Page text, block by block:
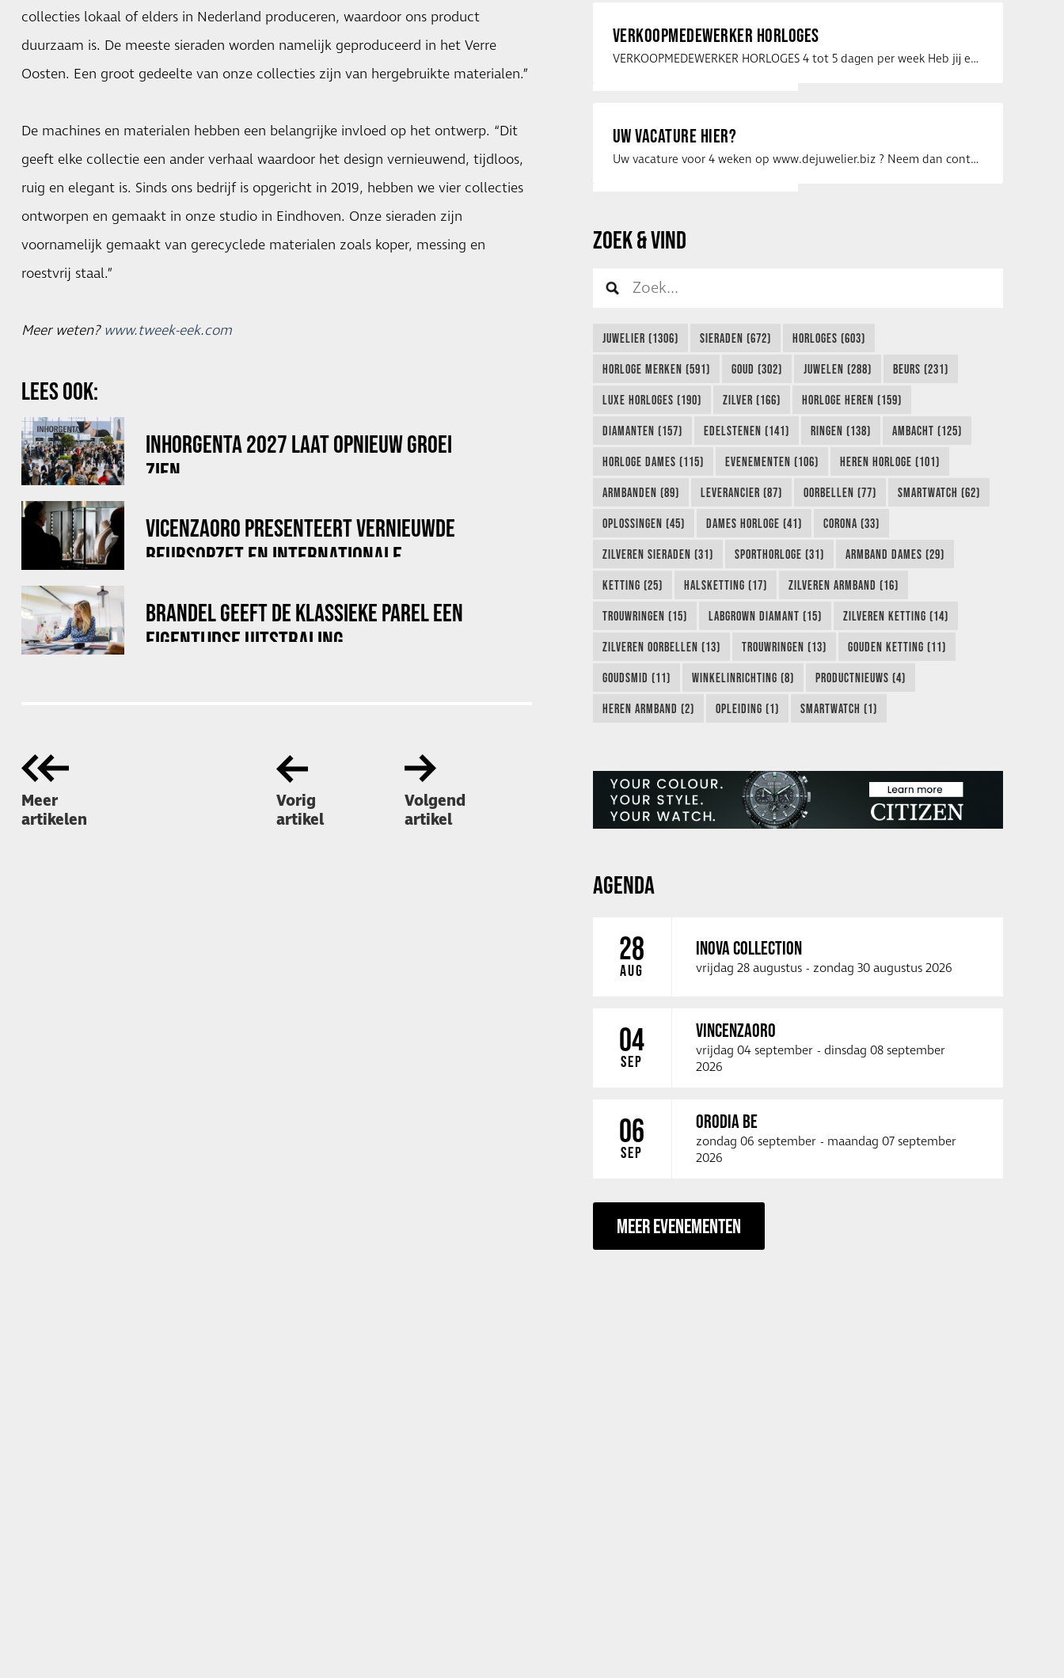
collecties lokaal of elders in Nederland produceren, waardoor ons product
duurzaam is. De meeste sieraden worden namelijk geproduceerd in het Verre
Oosten. Een groot gedeelte van onze collecties zijn van hergebruikte materialen.”
De machines en materialen hebben een belangrijke invloed op het ontwerp. “Dit
geeft elke collectie een ander verhaal waardoor het design vernieuwend, tijdloos,
ruig en elegant is. Sinds ons bedrijf is opgericht in 2019, hebben we vier collecties
ontworpen en gemaakt in onze studio in Eindhoven. Onze sieraden zijn
voornamelijk gemaakt van gerecyclede materialen zoals koper, messing en
roestvrij staal.”
Meer weten? www.tweek-eek.com
LEES OOK:
INHORGENTA 2027 LAAT OPNIEUW GROEI
ZIEN
VICENZAORO PRESENTEERT VERNIEUWDE
BEURSOPZET EN INTERNATIONALE
BRANDEL GEEFT DE KLASSIEKE PAREL EEN
EIGENTIJDSE UITSTRALING
Meer
artikelen
Vorig
artikel
Volgend
artikel
VERKOOPMEDEWERKER HORLOGES
VERKOOPMEDEWERKER HORLOGES 4 tot 5 dagen per week Heb jij een passie voor …
UW VACATURE HIER?
Uw vacature voor 4 weken op www.dejuwelier.biz ? Neem dan contact op met …
ZOEK & VIND
JUWELIER (1306) SIERADEN (672) HORLOGES (603)
HORLOGE MERKEN (591) GOUD (302) JUWELEN (288) BEURS (231)
LUXE HORLOGES (190) ZILVER (166) HORLOGE HEREN (159)
DIAMANTEN (157) EDELSTENEN (141) RINGEN (138) AMBACHT (125)
HORLOGE DAMES (115) EVENEMENTEN (106) HEREN HORLOGE (101)
ARMBANDEN (89) LEVERANCIER (87) OORBELLEN (77) SMARTWATCH (62)
OPLOSSINGEN (45) DAMES HORLOGE (41) CORONA (33)
ZILVEREN SIERADEN (31) SPORTHORLOGE (31) ARMBAND DAMES (29)
KETTING (25) HALSKETTING (17) ZILVEREN ARMBAND (16)
TROUWRINGEN (15) LABGROWN DIAMANT (15) ZILVEREN KETTING (14)
ZILVEREN OORBELLEN (13) TROUWRINGEN (13) GOUDEN KETTING (11)
GOUDSMID (11) WINKELINRICHTING (8) PRODUCTNIEUWS (4)
HEREN ARMBAND (2) OPLEIDING (1) SMARTWATCH (1)
AGENDA
28
AUG
INOVA COLLECTION
vrijdag 28 augustus - zondag 30 augustus 2026
04
SEP
VINCENZAORO
vrijdag 04 september - dinsdag 08 september
2026
06
SEP
ORODIA BE
zondag 06 september - maandag 07 september
2026
MEER EVENEMENTEN